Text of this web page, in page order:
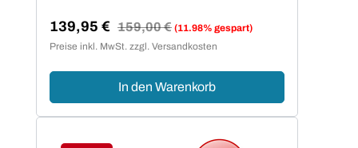
Verkaufspreis:
139,95 € Regulärer Preis:
159,00 € (11.98% gespart)
Preise inkl. MwSt. zzgl. Versandkosten
In den Warenkorb